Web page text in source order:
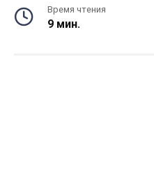
Время чтения
9 мин.